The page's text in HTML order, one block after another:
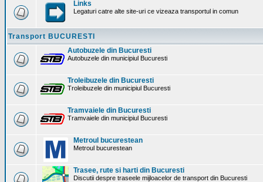
Links
Legaturi catre alte site-uri ce vizeaza transportul in comun
Transport BUCURESTI
Autobuzele din Bucuresti
Autobuzele din municipiul Bucuresti
Troleibuzele din Bucuresti
Troleibuzele din municipiul Bucuresti
Tramvaiele din Bucuresti
Tramvaiele din municipiul Bucuresti
Metroul bucurestean
Metroul bucurestean
Trasee, rute si harti din Bucuresti
Discutii despre traseele mijloacelor de transport din Bucuresti